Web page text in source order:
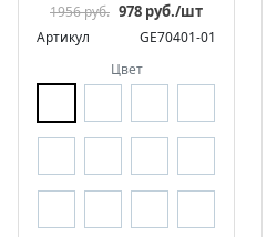
1956 руб. 978 руб./шт
Артикул
GE70401-01
Цвет